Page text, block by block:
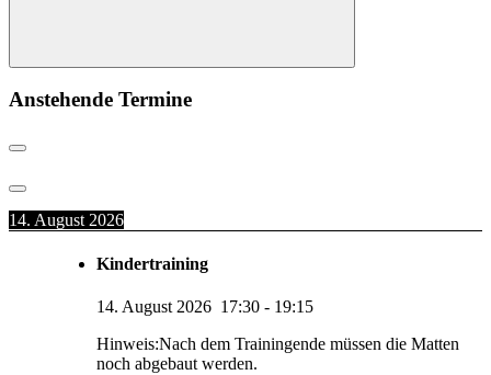
Suchen
Anstehende Termine
14. August 2026
Kindertraining
14. August 2026 17:30 - 19:15
Hinweis:Nach dem Trainingende müssen die Matten
noch abgebaut werden.